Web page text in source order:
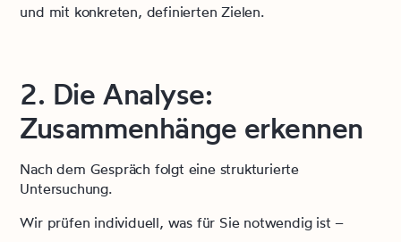
und mit konkreten, definierten Zielen.
2. Die Analyse:
Zusammenhänge erkennen
Nach dem Gespräch folgt eine strukturierte
Untersuchung.
Wir prüfen individuell, was für Sie notwendig ist –